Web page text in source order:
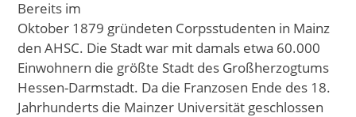
Bereits im
Oktober 1879 gründeten Corpsstudenten in Mainz
den AHSC. Die Stadt war mit damals etwa 60.000
Einwohnern die größte Stadt des Großherzogtums
Hessen-Darmstadt. Da die Franzosen Ende des 18.
Jahrhunderts die Mainzer Universität geschlossen